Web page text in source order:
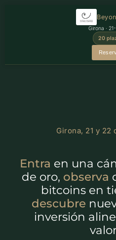
Girona ·
20
Girona, 21 y 22
Entra en una
de oro, observa
bitcoins en
descubre
inversión